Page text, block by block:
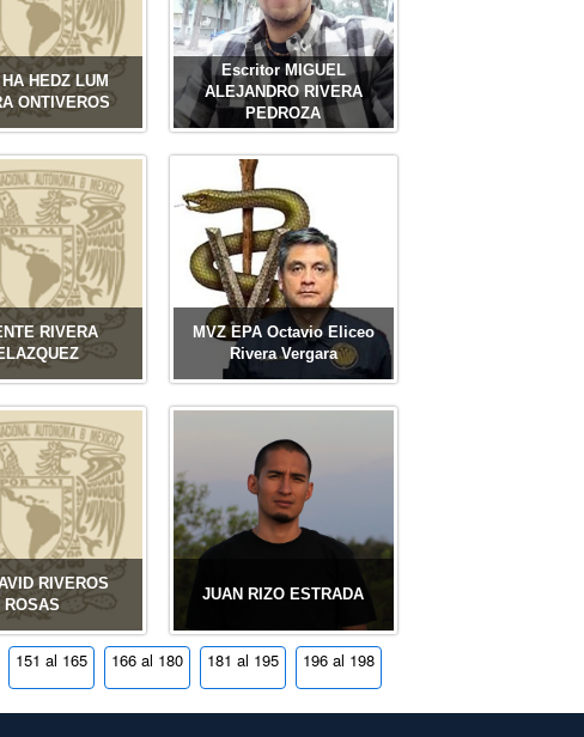
HEDZ LUM
ONTIVEROS
Escritor MIGUEL
ALEJANDRO RIVERA
PEDROZA
RIVERA
MVZ EPA Octavio Eliceo
Rivera Vergara
RIVEROS
ROSAS
JUAN RIZO ESTRADA
151 al 165 166 al 180 181 al 195 196 al 198